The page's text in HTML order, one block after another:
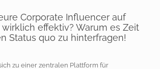
Corporate Influencer auf
wirklich effektiv? Warum es Zeit
Status quo zu hinterfragen!
zu einer zentralen Plattform für